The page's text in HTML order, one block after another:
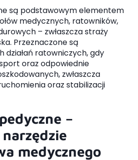
są podstawowym elementem
medycznych, ratowników,
– zwłaszcza straży
Przeznaczone są
działań ratowniczych, gdy
oraz odpowiednie
zwłaszcza
oraz stabilizacji
–
medycznego